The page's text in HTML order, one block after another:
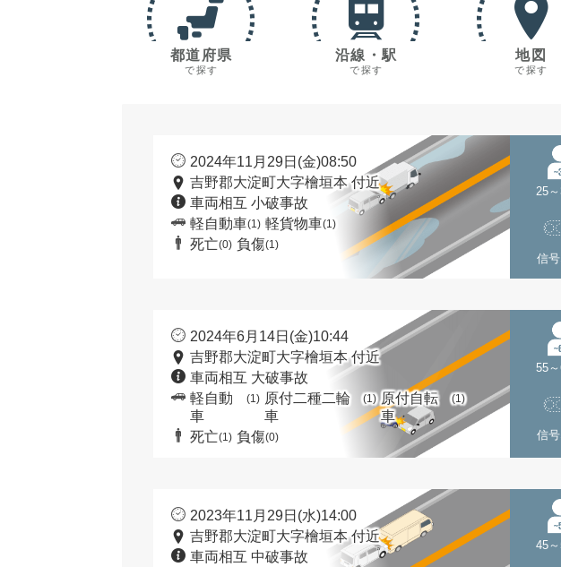
都道府県
で探す
沿線・駅
で探す
地図
で探す
2024年11月29日(金)08:50
吉野郡大淀町大字檜垣本 付近
車両相互 小破事故
軽自動車(1) 軽貨物車(1)
死亡(0) 負傷(1)
25
信
2024年6月14日(金)10:44
吉野郡大淀町大字檜垣本 付近
車両相互 大破事故
軽自動
車
(1) 原付二種二輪
車
(1) 原付自転
車
(1)
死亡(1) 負傷(0)
55
信
2023年11月29日(水)14:00
吉野郡大淀町大字檜垣本 付近
車両相互 中破事故
45